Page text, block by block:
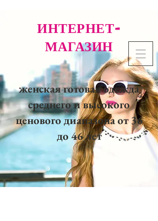
ИНТЕРНЕТ-
МАГАЗИН
женская готовая одежда
среднего и высокого
ценового диапазона от 36
до 46 лет